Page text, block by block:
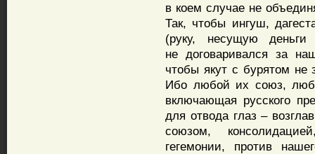
в коем случае не
Так, чтобы ингуш,
(руку, несущую
не договаривался за
чтобы якут с бурятом
Ибо любой их союз,
включающая русского
для отвода глаз –
союзом,
гегемонии, против